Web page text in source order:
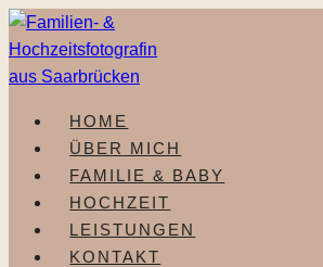
Zum
Inhalt
springen
HOME
ÜBER MICH
FAMILIE & BABY
HOCHZEIT
LEISTUNGEN
KONTAKT